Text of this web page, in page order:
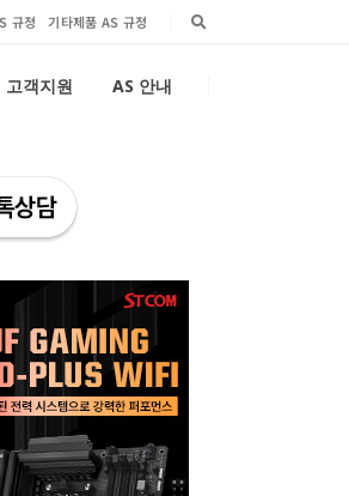
규정 기타제품 AS 규정
고객지원 AS 안내